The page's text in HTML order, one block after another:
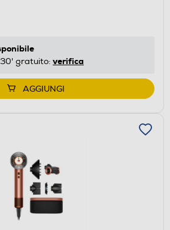
gratuito: verifica
AGGIUNGI